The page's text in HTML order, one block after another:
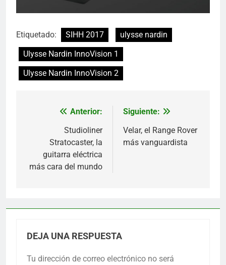
Etiquetado: SIHH 2017
ulysse nardin
Ulysse Nardin InnoVision 1
Ulysse Nardin InnoVision 2
Navegación
entradas
Anterior:
Studioliner
Stratocaster, la
guitarra eléctrica
más cara del mundo
Siguiente:
Velar, el Range Rover
más vanguardista
DEJA UNA RESPUESTA
Tu dirección de correo electrónico no será